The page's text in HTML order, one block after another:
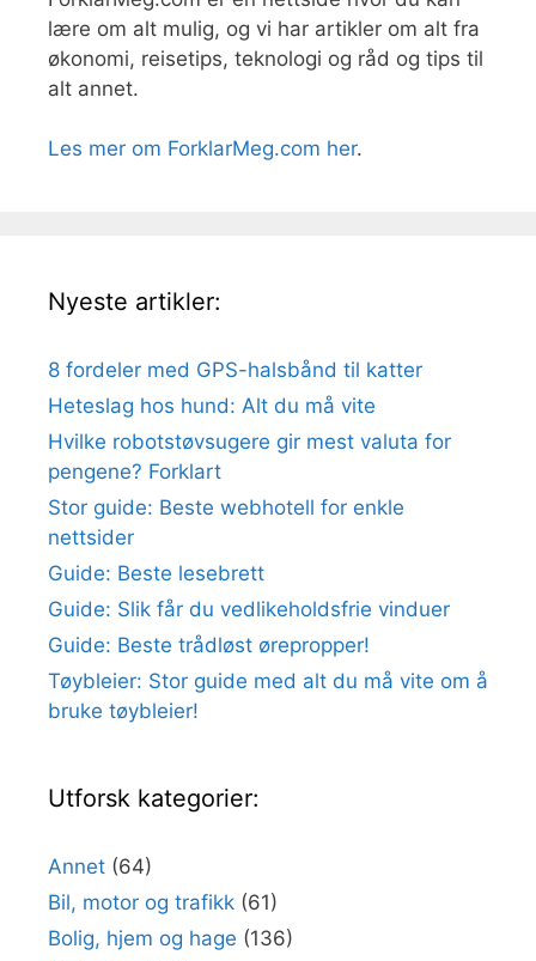
lære om alt mulig, og vi har artikler om alt fra
økonomi, reisetips, teknologi og råd og tips til
alt annet.
Les mer om ForklarMeg.com her.
Nyeste artikler:
8 fordeler med GPS-halsbånd til katter
Heteslag hos hund: Alt du må vite
Hvilke robotstøvsugere gir mest valuta for
pengene? Forklart
Stor guide: Beste webhotell for enkle
nettsider
Guide: Beste lesebrett
Guide: Slik får du vedlikeholdsfrie vinduer
Guide: Beste trådløst ørepropper!
Tøybleier: Stor guide med alt du må vite om å
bruke tøybleier!
Utforsk kategorier:
Annet (64)
Bil, motor og trafikk (61)
Bolig, hjem og hage (136)